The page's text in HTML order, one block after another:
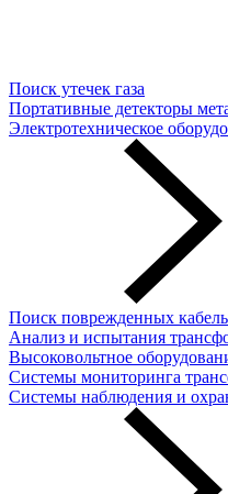
Поиск утечек газа
Портативные детекторы
Электротехническое
Поиск поврежденных
Анализ и испытания
Высоковольтное
Системы мониторинга
Системы наблюдения и